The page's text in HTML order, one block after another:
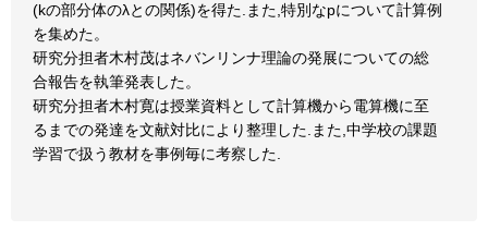
(kの部分体のλとの関係)を得た.また,特別なpについて計算例
を集めた。
研究分担者木村茂はネバンリンナ理論の発展についての総
合報告を執筆発表した。
研究分担者木村寛は授業資料として計算機から電算機に至
るまでの発達を文献対比により整理した.また,中学校の課題
学習で扱う教材を事例毎に考察した.